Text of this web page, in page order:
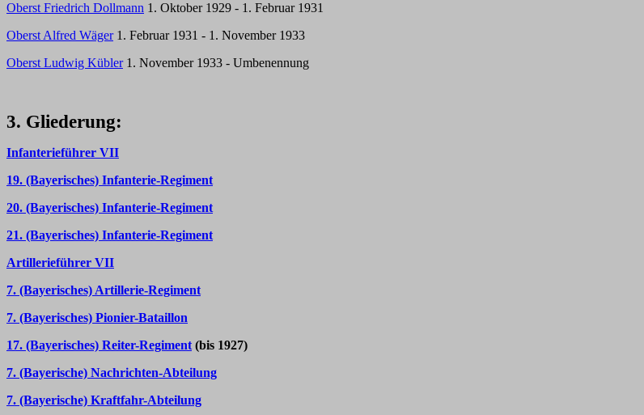
Oberst Friedrich Dollmann 1. Oktober 1929 - 1. Februar 1931
Oberst Alfred Wäger1. Februar 1931 - 1. November 1933
Oberst Ludwig Kübler1. November 1933 - Umbenennung
3. Gliederung:
Infanterieführer VII
19. (Bayerisches) Infanterie-Regiment
20. (Bayerisches) Infanterie-Regiment
21. (Bayerisches) Infanterie-Regiment
Artillerieführer VII
7. (Bayerisches) Artillerie-Regiment
7. (Bayerisches) Pionier-Bataillon
17. (Bayerisches) Reiter-Regiment (bis 1927)
7. (Bayerische) Nachrichten-Abteilung
7. (Bayerische) Kraftfahr-Abteilung